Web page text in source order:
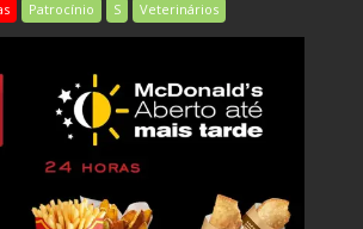
Patrocínio S Veterinários